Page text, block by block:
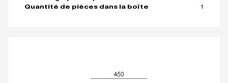
Quantité de pièces dans la boîte
1